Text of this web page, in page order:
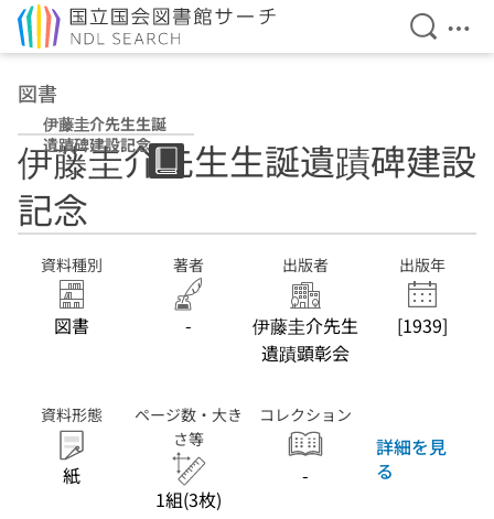
検索を
メ
図書
伊藤圭介先生生誕
遺蹟碑建設記念
伊藤圭介先生生誕遺蹟碑建設
記念
資料種別
図書
著者
-
出版者
伊藤圭介先生
遺蹟顕彰会
出版年
[1939]
資料形態
紙
ページ数・大き
さ等
1組(3枚)
コレクション
-
詳細を見
る